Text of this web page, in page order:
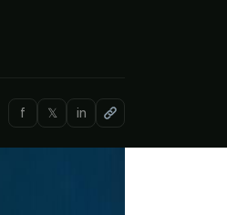
f 𝕏 in